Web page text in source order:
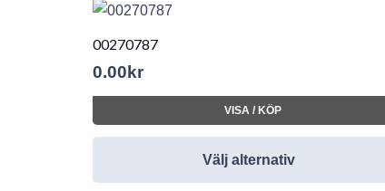
00270787
0.00 kr
VISA / KÖP
Välj alternativ